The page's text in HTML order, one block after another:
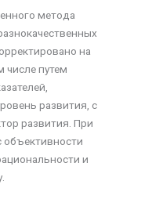
метода
на
числе путем
развития, с
развития. При
объективности
и